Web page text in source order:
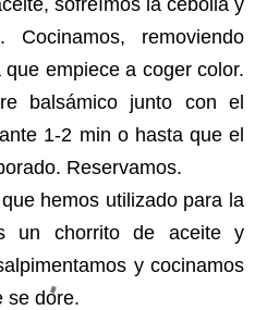
removiendo
empiece a coger color.
balsámico junto con el
1-2 min o hasta que el
Reservamos.
hemos utilizado para la
un chorrito de aceite y
y cocinamos
se dore.